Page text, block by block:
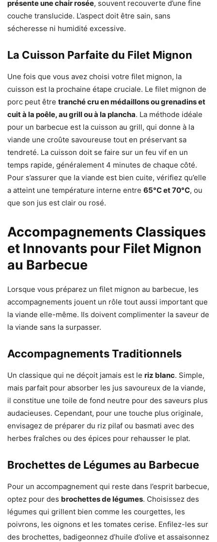
présente une chair rosée, souvent recouverte d’une fine
couche translucide. L’aspect doit être sain, sans
sécheresse ni humidité excessive.
La Cuisson Parfaite du Filet Mignon
Une fois que vous avez choisi votre filet mignon, la
cuisson est la prochaine étape cruciale. Le filet mignon de
porc peut être tranché cru en médaillons ou grenadins et
cuit à la poêle, au grill ou à la plancha. La méthode idéale
pour un barbecue est la cuisson au grill, qui donne à la
viande une croûte savoureuse tout en préservant sa
tendreté. La cuisson doit se faire sur un feu vif en un
temps rapide, généralement 4 minutes de chaque côté.
Pour s’assurer que la viande est bien cuite, vérifiez qu’elle
a atteint une température interne entre 65°C et 70°C, ou
que son jus est clair ou rosé.
Accompagnements Classiques
et Innovants pour Filet Mignon
au Barbecue
Lorsque vous préparez un filet mignon au barbecue, les
accompagnements jouent un rôle tout aussi important que
la viande elle-même. Ils doivent complimenter la saveur de
la viande sans la surpasser.
Accompagnements Traditionnels
Un classique qui ne déçoit jamais est le riz blanc. Simple,
mais parfait pour absorber les jus savoureux de la viande,
il constitue une toile de fond neutre pour des saveurs plus
audacieuses. Cependant, pour une touche plus originale,
envisagez de préparer du riz pilaf ou basmati avec des
herbes fraîches ou des épices pour rehausser le plat.
Brochettes de Légumes au Barbecue
Pour un accompagnement qui reste dans l’esprit barbecue,
optez pour des brochettes de légumes. Choisissez des
légumes qui grillent bien comme les courgettes, les
poivrons, les oignons et les tomates cerise. Enfilez-les sur
des brochettes, badigeonnez d’huile d’olive et assaisonnez